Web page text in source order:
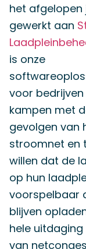
het afgelopen
gewerkt aan
is onze
voor
kampen met
gevolgen van
stroomnet en
willen dat de
op hun
voorspelbaar
blijven
hele
van